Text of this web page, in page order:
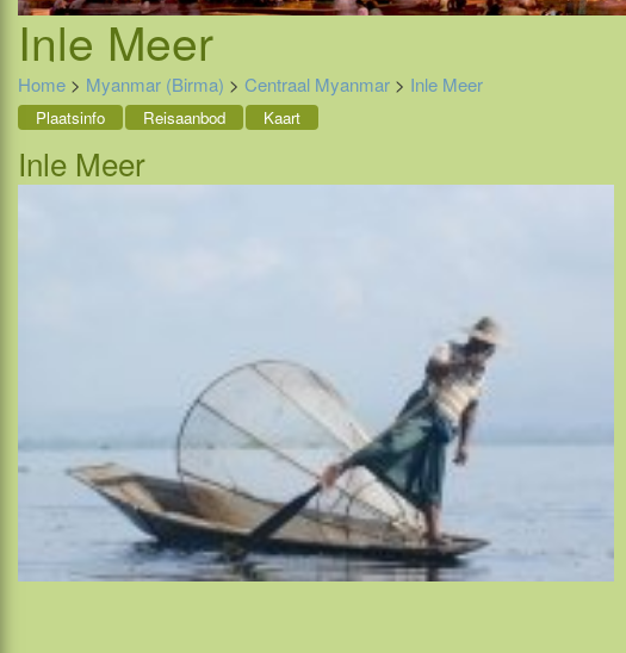
Inle Meer
Home > Myanmar (Birma) > Centraal Myanmar > Inle Meer
Plaatsinfo Reisaanbod Kaart
Inle Meer